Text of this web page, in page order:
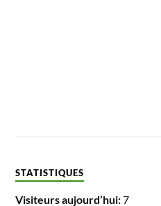
STATISTIQUES
Visiteurs aujourd’hui:7